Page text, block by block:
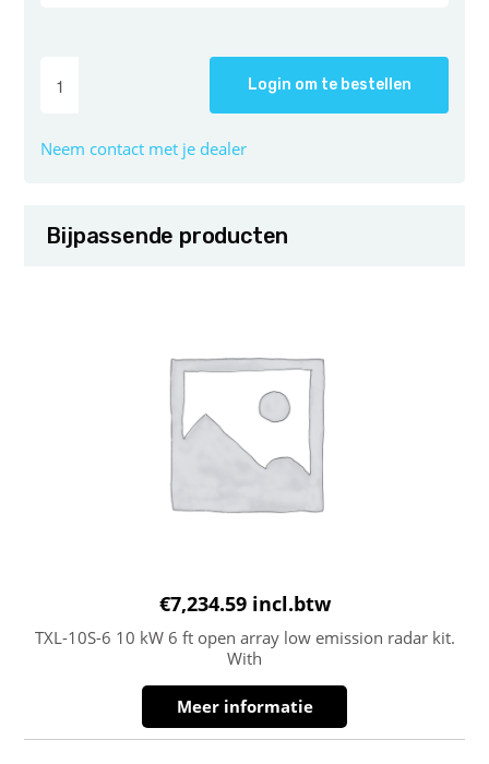
Login om te bestellen
Neem contact met je dealer
Bijpassende producten
€7,234.59 incl.btw
TXL-10S-6 10 kW 6 ft open array low emission radar kit.
With
Meer informatie